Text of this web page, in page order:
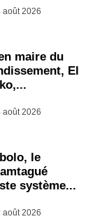
août 2026
maire du
El
août 2026
le
système...
août 2026